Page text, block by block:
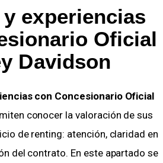
y experiencias
Oficial
Davidson
con Concesionario Oficial
conocer la valoración de sus
de renting: atención, claridad en
del contrato. En este apartado se